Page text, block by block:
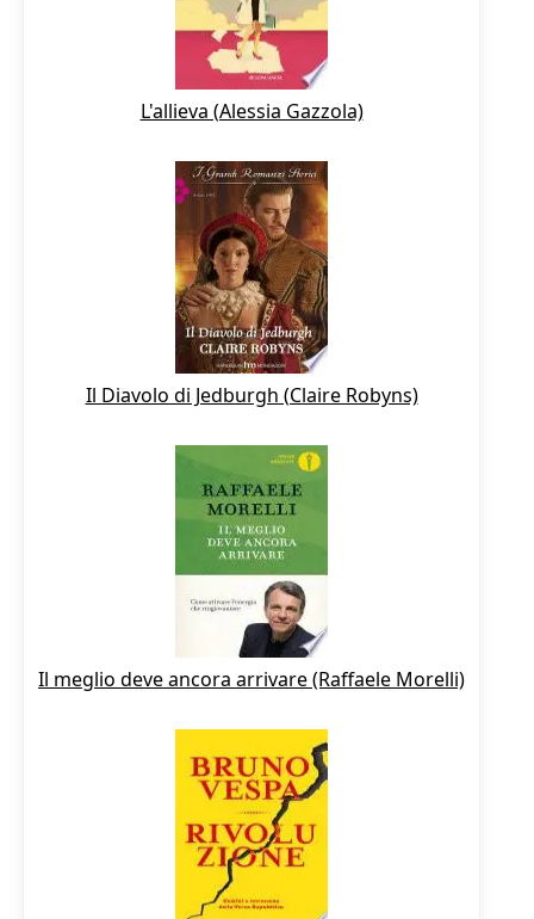
L'allieva (Alessia Gazzola)
Il Diavolo di Jedburgh (Claire Robyns)
Il meglio deve ancora arrivare (Raffaele Morelli)